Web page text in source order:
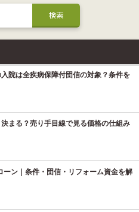
院は全疾病保障付団信の対象？条件を
まる？売り手目線で見る価格の仕組み
ン｜条件・団信・リフォーム資金を解